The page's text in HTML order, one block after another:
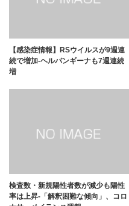
【感染症情報】RSウイルスが9週連
続で増加-ヘルパンギーナも7週連続
増
検査数・新規陽性者数が減少も陽性
率は上昇-「解釈困難な傾向」、コロ